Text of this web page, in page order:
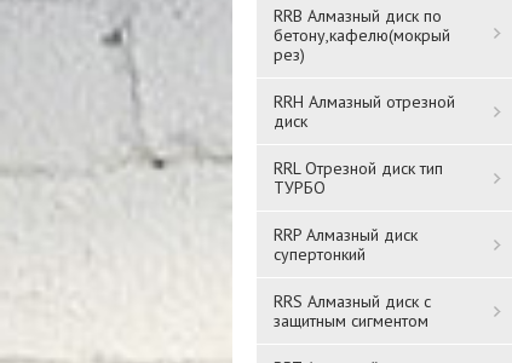
RRB Алмазный диск по
бетону,кафелю(мокрый
рез)
RRH Алмазный отрезной
диск
RRL Отрезной диск тип
ТУРБО
RRP Алмазный диск
супертонкий
RRS Алмазный диск с
защитным сигментом
Сверло по дереву под
евровинт d 5.0mm (уп
1шт) Craftmate
CS050075
1 008 ₸
Подробнее
Сверло по дереву
спиральное (Левиса) 6-
7 928,2 ₸
Подробнее